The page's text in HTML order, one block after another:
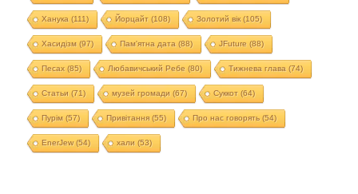
Ханука (111) Йорцайт (108) Золотий вік(105)
Хасидізм (97) Пам'ятна дата (88) JFuture (88)
Песах(85) Любавичський Ребе (80) Тижнева глава (74)
Статьи (71) музей громади (67) Суккот (64)
Пурім (57) Привітання(55) Про нас говорять (54)
EnerJew(54) хали (53)